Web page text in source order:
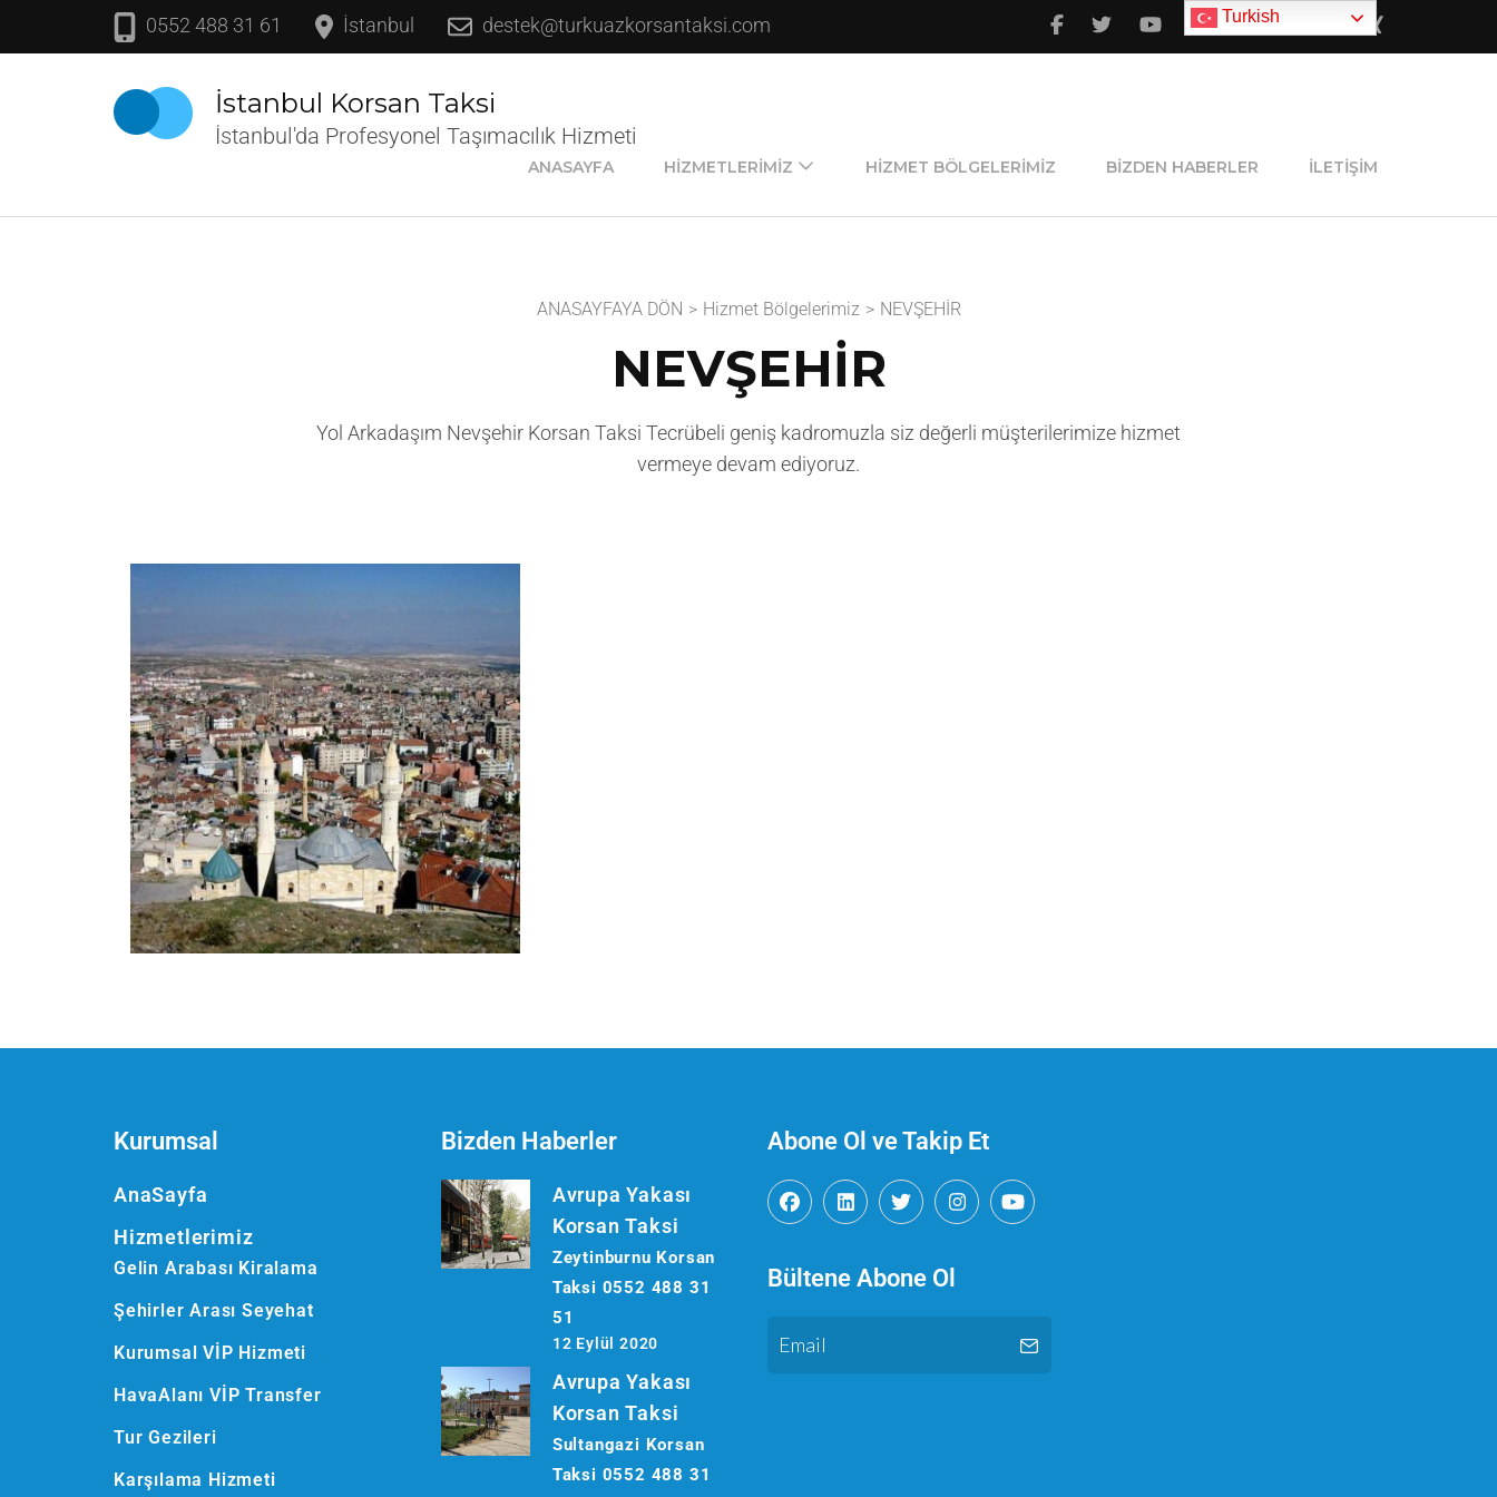
0552 488 31 61 İstanbul destek@turkuazkorsantaksi.com
İstanbul Korsan Taksi
İstanbul'da Profesyonel Taşımacılık Hizmeti
ANASAYFA HIZMETLERIMIZ HIZMET BÖLGELERIMIZ BIZDEN HABERLER İLETIŞIM
ANASAYFAYA DÖN > Hizmet Bölgelerimiz > NEVŞEHİR
NEVŞEHİR
Yol Arkadaşım Nevşehir Korsan Taksi Tecrübeli geniş kadromuzla siz değerli müşterilerimize hizmet
vermeye devam ediyoruz.
Kurumsal
AnaSayfa
Hizmetlerimiz
Gelin Arabası Kiralama
Şehirler Arası Seyehat
Kurumsal VİP Hizmeti
HavaAlanı VİP Transfer
Tur Gezileri
Karşılama Hizmeti
Bizden Haberler
Avrupa Yakası
Korsan Taksi
Zeytinburnu Korsan
Taksi 0552 488 31
51
12 Eylül 2020
Avrupa Yakası
Korsan Taksi
Sultangazi Korsan
Taksi 0552 488 31
Abone Ol ve Takip Et
Bültene Abone Ol
Turkish